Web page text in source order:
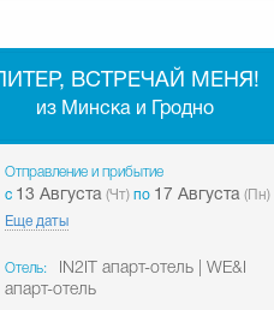
ПИТЕР, ВСТРЕЧАЙ МЕНЯ!
из Минска и Гродно
Отправление и прибытие
c 13 Августа (Чт) по 17 Августа (Пн)
Еще даты
Отель:
IN2IT апарт-отель | WE&I
апарт-отель